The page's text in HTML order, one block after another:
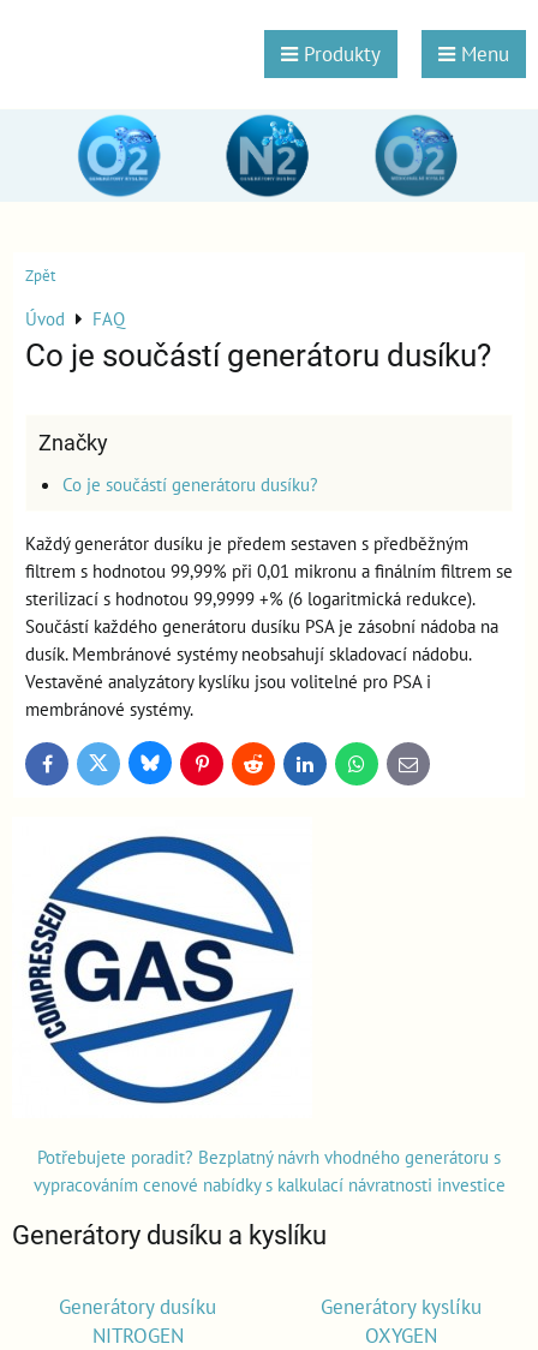
Produkty Menu
Zpět
Úvod FAQ
Co je součástí generátoru dusíku?
Značky
Co je součástí generátoru dusíku?
Každý generátor dusíku je předem sestaven s předběžným
filtrem s hodnotou 99,99% při 0,01 mikronu a finálním filtrem se
sterilizací s hodnotou 99,9999 +% (6 logaritmická redukce).
Součástí každého generátoru dusíku PSA je zásobní nádoba na
dusík. Membránové systémy neobsahují skladovací nádobu.
Vestavěné analyzátory kyslíku jsou volitelné pro PSA i
membránové systémy.
FacebookTwitter BlueskyPinterestReddit LinkedInWhatsApp
E-
mail
Potřebujete poradit? Bezplatný návrh vhodného generátoru s
vypracováním cenové nabídky s kalkulací návratnosti investice
Generátory dusíku a kyslíku
Generátory dusíku
NITROGEN
Generátory kyslíku
OXYGEN